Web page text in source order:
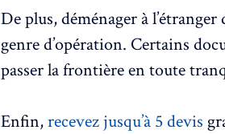
De plus, déménager à
genre d’opération. Certains
passer la frontière en toute
Enfin,recevez jusqu’à 5 devis